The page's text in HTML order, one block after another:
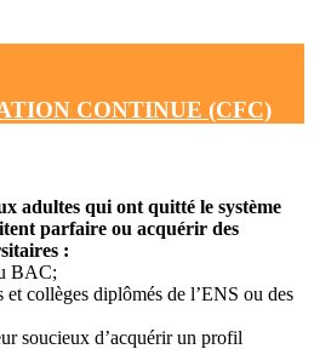
CONTINUE (CFC)
adultes qui ont quitté le système
parfaire ou acquérir des
:
BAC;
et collèges diplômés de l’ENS ou des
soucieux d’acquérir un profil